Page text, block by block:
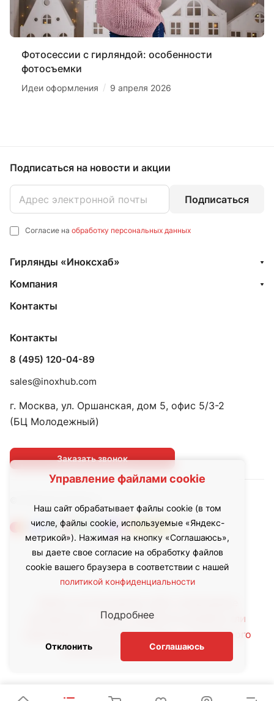
Управление файлами cookie
Наш сайт обрабатывает файлы cookie (в том
числе, файлы cookie, используемые «Яндекс-
метрикой»). Нажимая на кнопку «Соглашаюсь»,
вы даете свое согласие на обработку файлов
cookie вашего браузера в соответствии с нашей
политикой конфиденциальности
Подробнее
Отклонить Соглашаюсь
Фотосессии с гирляндой: особенности
фотосъемки
Идеи оформления / 9 апреля 2026
Подписаться на новости и акции
Подписаться
Согласие на обработку персональных данных
Гирлянды «Иноксхаб»
Компания
Контакты
Контакты
8 (495) 120-04-89
sales@inoxhub.com
г. Москва, ул. Оршанская, дом 5, офис 5/3-2
(БЦ Молодежный)
Заказать звонок
материалов с сайта, элементов дизайна или
оформления допускается лишь с письменного
разрешения правообладателя.